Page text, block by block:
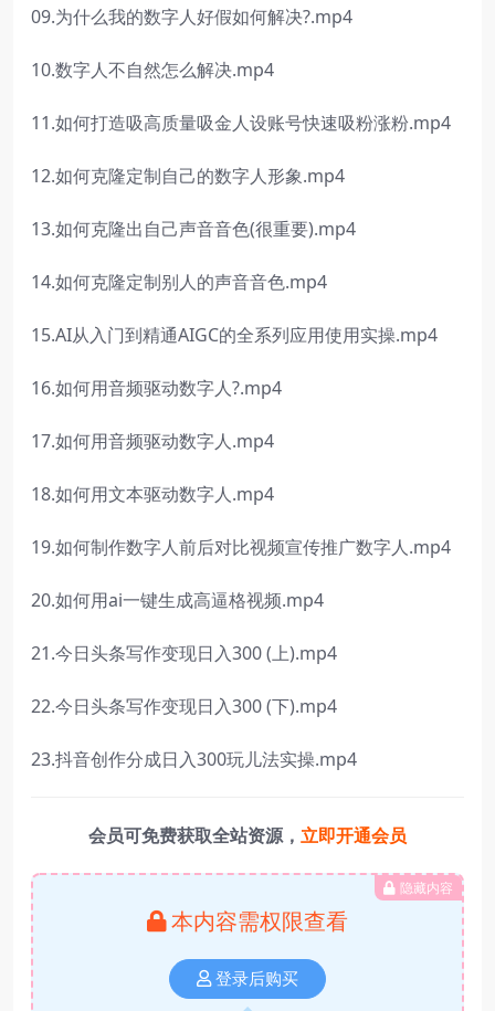
09.为什么我的数字人好假如何解决?.mp4
10.数字人不自然怎么解决.mp4
11.如何打造吸高质量吸金人设账号快速吸粉涨粉.mp4
12.如何克隆定制自己的数字人形象.mp4
13.如何克隆出自己声音音色(很重要).mp4
14.如何克隆定制别人的声音音色.mp4
15.AI从入门到精通AIGC的全系列应用使用实操.mp4
16.如何用音频驱动数字人?.mp4
17.如何用音频驱动数字人.mp4
18.如何用文本驱动数字人.mp4
19.如何制作数字人前后对比视频宣传推广数字人.mp4
20.如何用ai一键生成高逼格视频.mp4
21.今日头条写作变现日入300 (上).mp4
22.今日头条写作变现日入300 (下).mp4
23.抖音创作分成日入300玩儿法实操.mp4
会员可免费获取全站资源， 立即开通会员
隐藏内容
本内容需权限查看
登录后购买